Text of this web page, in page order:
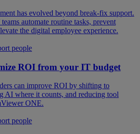
has evolved beyond break-fix support.
automate routine tasks, prevent
the digital employee experience.
people
ROI from your IT budget
can improve ROI by shifting to
AI where it counts, and reducing tool
ONE.
people